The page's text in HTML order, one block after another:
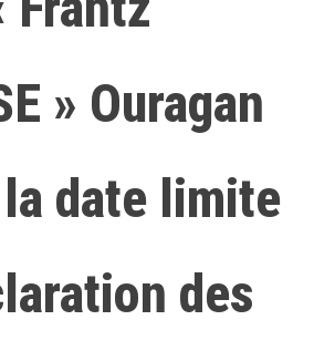
» Ouragan
date limite
des